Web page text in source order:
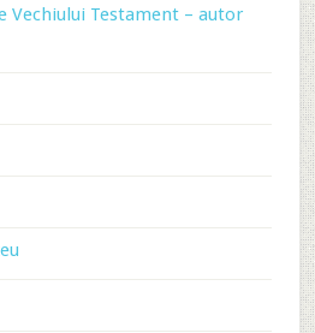
Vechiului Testament – autor